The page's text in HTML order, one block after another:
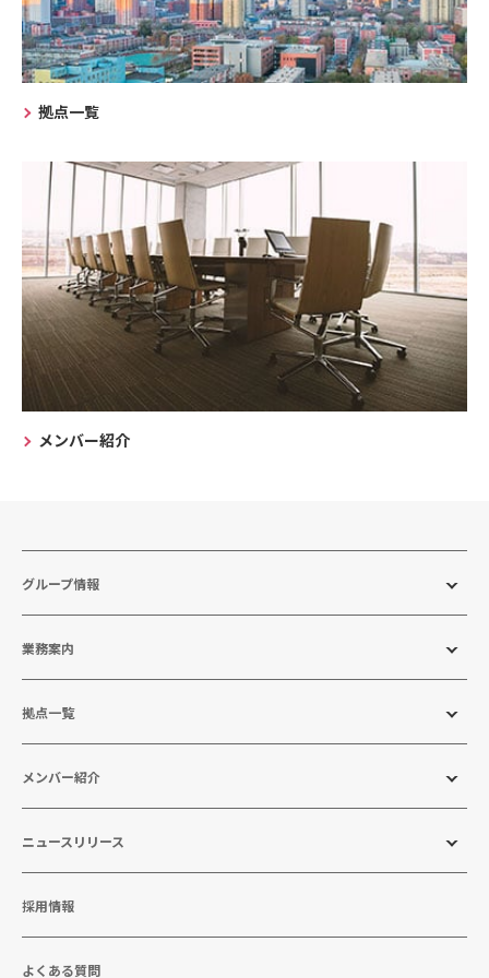
拠点一覧
メンバー紹介
グループ情報
業務案内
拠点一覧
メンバー紹介
ニュースリリース
採用情報
よくある質問